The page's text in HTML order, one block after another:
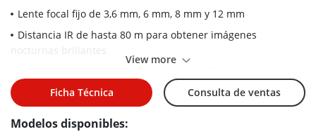
Lente focal fijo de 3,6 mm, 6 mm, 8 mm y 12 mm
Distancia IR de hasta 80 m para obtener imágenes
(TVI/AHD/CVI/CVBS)
Resistente al agua y al polvo (IP67)
View more
Ficha Técnica Consulta de ventas
Modelos disponibles: